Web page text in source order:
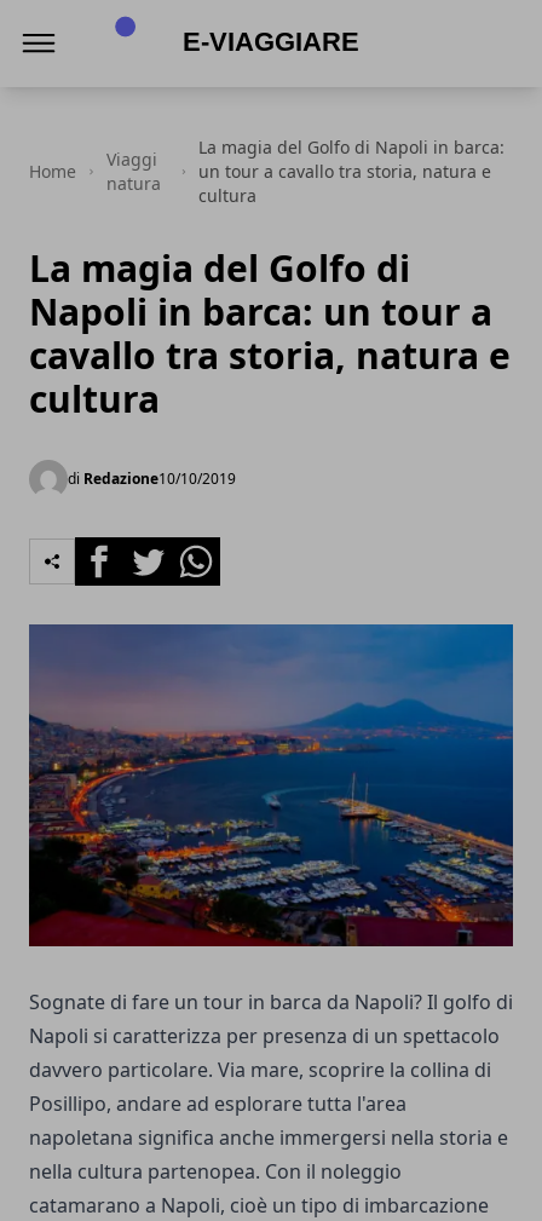
Home
Viaggi
natura
La magia del Golfo di Napoli in barca:
un tour a cavallo tra storia, natura e
cultura
La magia del Golfo di
Napoli in barca: un tour a
cavallo tra storia, natura e
cultura
di Redazione10/10/2019
FacebookTwitterWhatsapp
Sognate di fare un tour in barca da Napoli? Il golfo di
Napoli si caratterizza per presenza di un spettacolo
davvero particolare. Via mare, scoprire la collina di
Posillipo, andare ad esplorare tutta l'area
napoletana significa anche immergersi nella storia e
nella cultura partenopea. Con il noleggio
catamarano a Napoli, cioè un tipo di imbarcazione